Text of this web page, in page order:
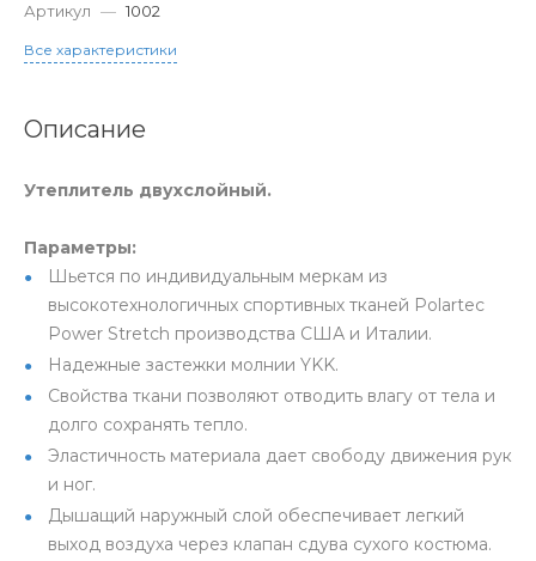
Артикул — 1002
Все характеристики
Описание
Утеплитель двухслойный.
Параметры:
Шьется по индивидуальным меркам из
высокотехнологичных спортивных тканей Polartec
Power Stretch производства США и Италии.
Надежные застежки молнии YKK.
Свойства ткани позволяют отводить влагу от тела и
долго сохранять тепло.
Эластичность материала дает свободу движения рук
и ног.
Дышащий наружный слой обеспечивает легкий
выход воздуха через клапан сдува сухого костюма.